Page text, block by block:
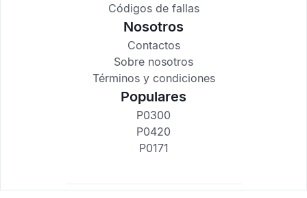
Códigos de fallas
Nosotros
Contactos
Sobre nosotros
Términos y condiciones
Populares
P0300
P0420
P0171